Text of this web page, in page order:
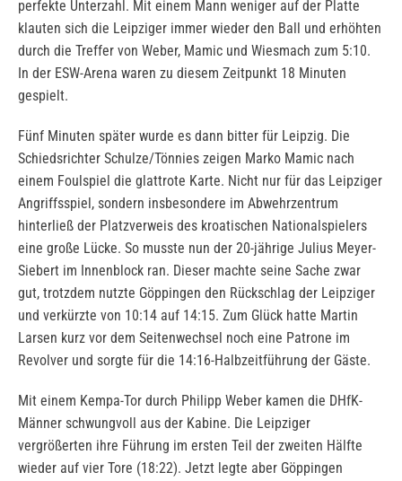
perfekte Unterzahl. Mit einem Mann weniger auf der Platte
klauten sich die Leipziger immer wieder den Ball und erhöhten
durch die Treffer von Weber, Mamic und Wiesmach zum 5:10.
In der ESW-Arena waren zu diesem Zeitpunkt 18 Minuten
gespielt.
Fünf Minuten später wurde es dann bitter für Leipzig. Die
Schiedsrichter Schulze/Tönnies zeigen Marko Mamic nach
einem Foulspiel die glattrote Karte. Nicht nur für das Leipziger
Angriffsspiel, sondern insbesondere im Abwehrzentrum
hinterließ der Platzverweis des kroatischen Nationalspielers
eine große Lücke. So musste nun der 20-jährige Julius Meyer-
Siebert im Innenblock ran. Dieser machte seine Sache zwar
gut, trotzdem nutzte Göppingen den Rückschlag der Leipziger
und verkürzte von 10:14 auf 14:15. Zum Glück hatte Martin
Larsen kurz vor dem Seitenwechsel noch eine Patrone im
Revolver und sorgte für die 14:16-Halbzeitführung der Gäste.
Mit einem Kempa-Tor durch Philipp Weber kamen die DHfK-
Männer schwungvoll aus der Kabine. Die Leipziger
vergrößerten ihre Führung im ersten Teil der zweiten Hälfte
wieder auf vier Tore (18:22). Jetzt legte aber Göppingen